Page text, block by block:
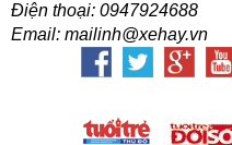
Điện thoại: 0947924688
Email: mailinh@xehay.vn